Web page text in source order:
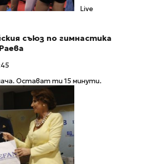
Live
съюз по гимнастика
Остават ти 15 минути.